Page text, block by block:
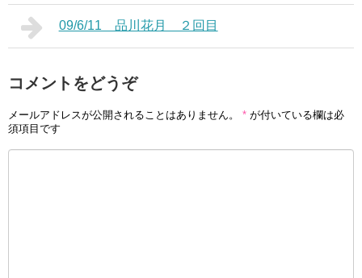
09/6/11 品川花月 ２回目
コメントをどうぞ
メールアドレスが公開されることはありません。 * が付いている欄は必
須項目です